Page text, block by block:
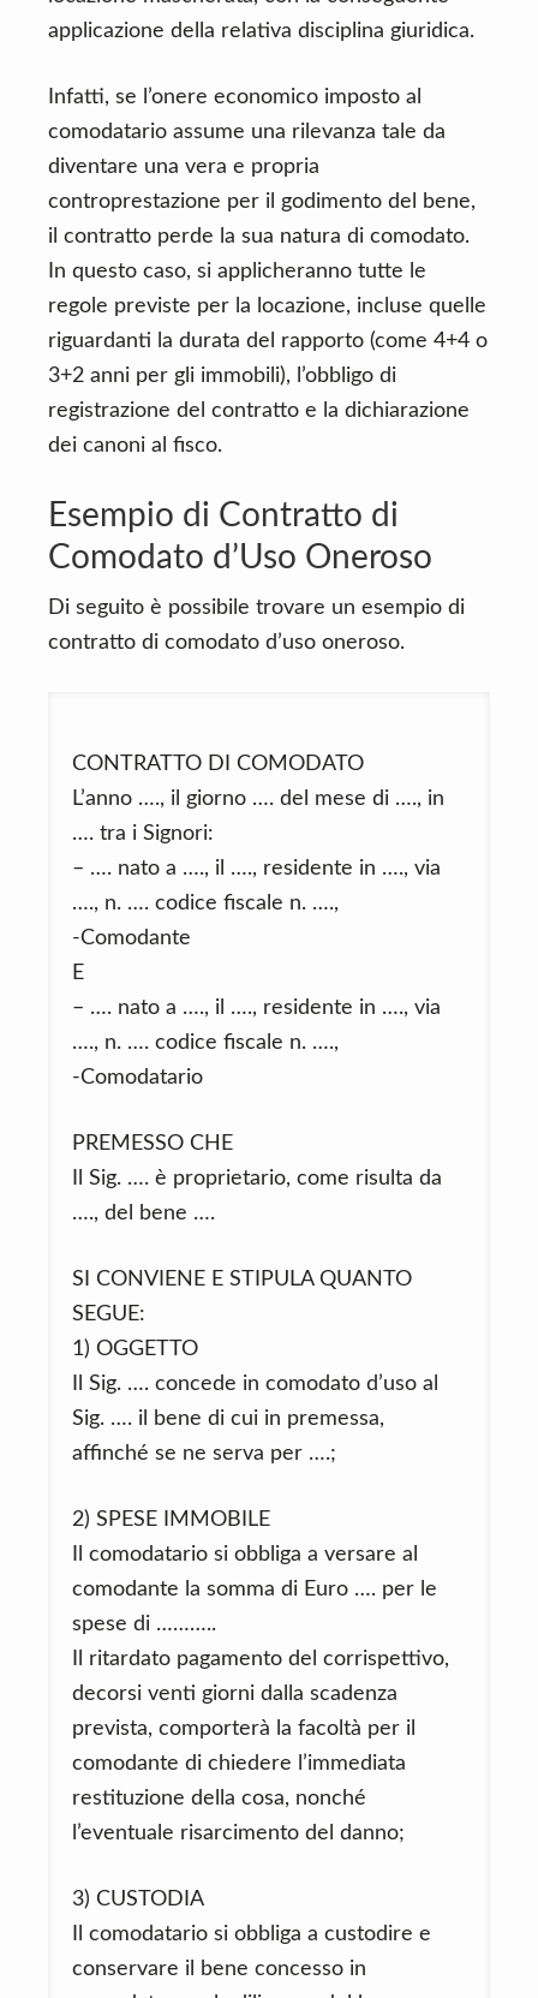
applicazione della relativa disciplina giuridica.
Infatti, se l’onere economico imposto al
comodatario assume una rilevanza tale da
diventare una vera e propria
controprestazione per il godimento del bene,
il contratto perde la sua natura di comodato.
In questo caso, si applicheranno tutte le
regole previste per la locazione, incluse quelle
riguardanti la durata del rapporto (come 4+4 o
3+2 anni per gli immobili), l’obbligo di
registrazione del contratto e la dichiarazione
dei canoni al fisco.
Esempio di Contratto di
Comodato d’Uso Oneroso
Di seguito è possibile trovare un esempio di
contratto di comodato d’uso oneroso.
CONTRATTO DI COMODATO
L’anno …., il giorno …. del mese di …., in
…. tra i Signori:
– …. nato a …., il …., residente in …., via
…., n. …. codice fiscale n. ….,
-Comodante
E
– …. nato a …., il …., residente in …., via
…., n. …. codice fiscale n. ….,
-Comodatario
PREMESSO CHE
Il Sig. …. è proprietario, come risulta da
…., del bene ….
SI CONVIENE E STIPULA QUANTO
SEGUE:
1) OGGETTO
Il Sig. …. concede in comodato d’uso al
Sig. …. il bene di cui in premessa,
affinché se ne serva per ….;
2) SPESE IMMOBILE
Il comodatario si obbliga a versare al
comodante la somma di Euro …. per le
spese di ………..
Il ritardato pagamento del corrispettivo,
decorsi venti giorni dalla scadenza
prevista, comporterà la facoltà per il
comodante di chiedere l’immediata
restituzione della cosa, nonché
l’eventuale risarcimento del danno;
3) CUSTODIA
Il comodatario si obbliga a custodire e
conservare il bene concesso in